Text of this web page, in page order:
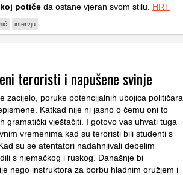
potiče da ostane vjeran svom stilu. HRT
intervju
teroristi i napušene svinje
zacijelo, poruke potencijalnih ubojica političara
Katkad nije ni jasno o čemu oni to
gramatički vještačiti. I gotovo vas uhvati tuga
vremenima kad su teroristi bili studenti s
su se atentatori nadahnjivali debelim
s njemačkog i ruskog. Današnje bi
nego instruktora za borbu hladnim oružjem i